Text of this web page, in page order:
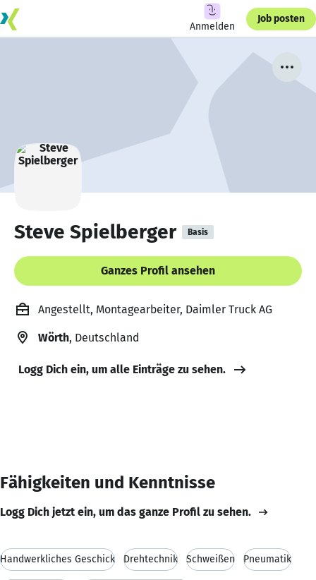
Anmelden
Job posten
Steve Spielberger Basis
Ganzes Profil ansehen
Angestellt, Montagearbeiter, Daimler Truck AG
Wörth, Deutschland
Logg Dich ein, um alle Einträge zu sehen.
Fähigkeiten und Kenntnisse
Logg Dich jetzt ein, um das ganze Profil zu sehen.
Handwerkliches Geschick Drehtechnik Schweißen Pneumatik